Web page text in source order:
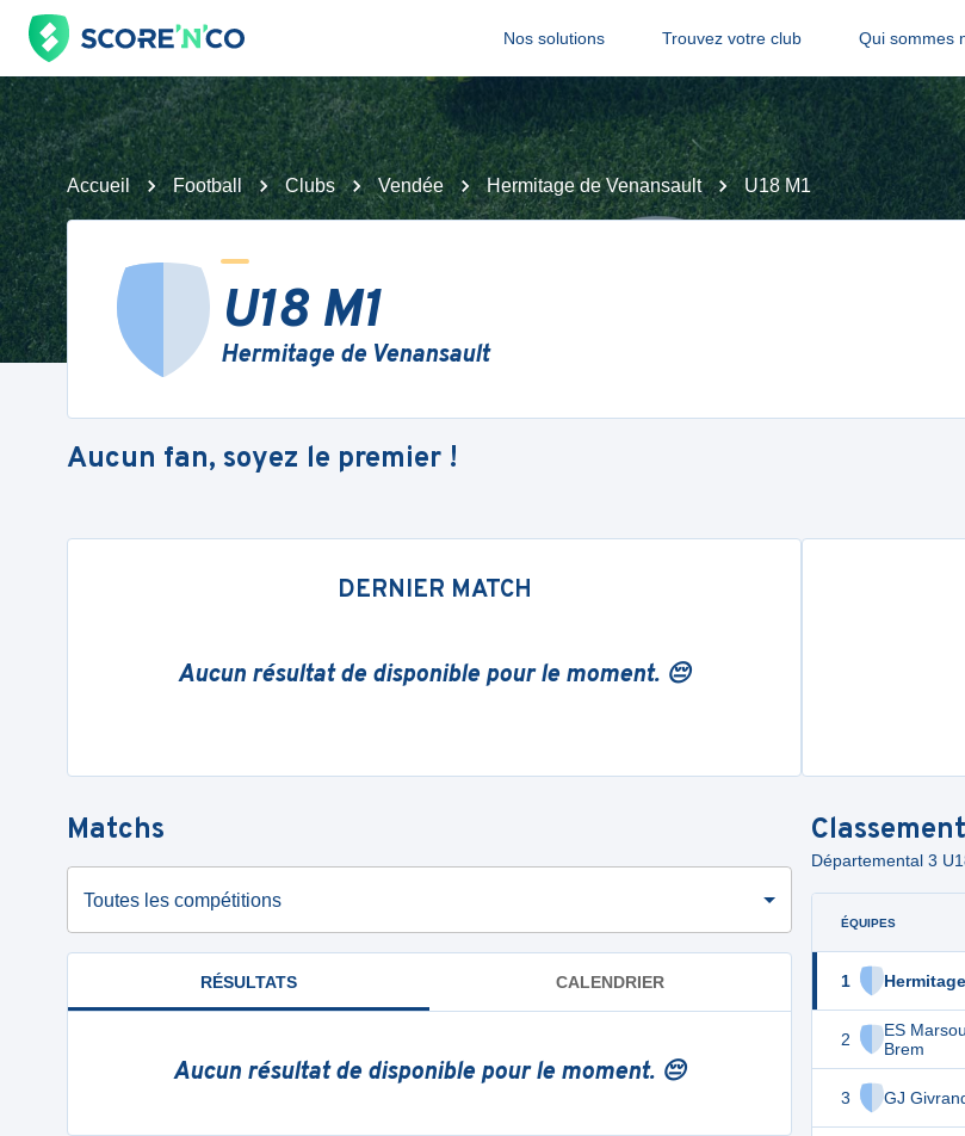
Nos solutions Trouvez votre club Qui sommes
Accueil Football Clubs Vendée Hermitage de Venansault U18 M1
U18 M1
Hermitage de Venansault
Aucun fan, soyez le premier !
DERNIER MATCH
Aucun résultat de disponible pour le moment. 😔
Matchs
Toutes les compétitions
RÉSULTATS CALENDRIER
Aucun résultat de disponible pour le moment. 😔
Classement
Départemental 3
ÉQUIPES
1
2
ES
Brem
3 GJ